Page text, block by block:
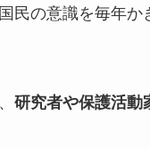
民の意識を毎年か
研究者や保護活動